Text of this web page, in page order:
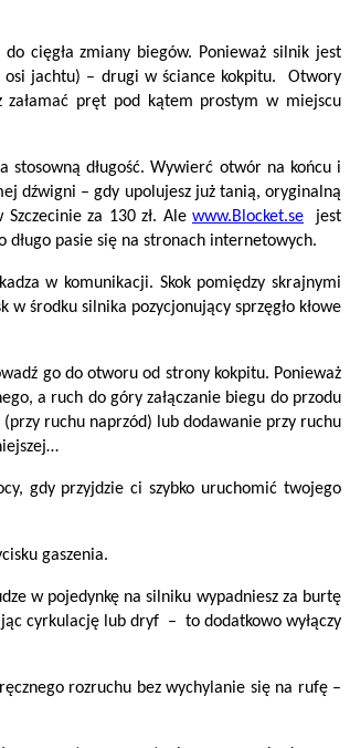
cięgła zmiany biegów. Ponieważ silnik jest
osi jachtu) – drugi w ściance kokpitu. Otwory
załamać pręt pod kątem prostym w miejscu
stosowną długość. Wywierć otwór na końcu i
dźwigni – gdy upolujesz już tanią, oryginalną
za 130 zł. Ale www.Blocket.se jest
długo pasie się na stronach internetowych.
w komunikacji. Skok pomiędzy skrajnymi
środku silnika pozycjonujący sprzęgło kłowe
go do otworu od strony kokpitu. Ponieważ
a ruch do góry załączanie biegu do przodu
ruchu naprzód) lub dodawanie przy ruchu
gdy przyjdzie ci szybko uruchomić twojego
gaszenia.
w pojedynkę na silniku wypadniesz za burtę
cyrkulację lub dryf – to dodatkowo wyłączy
rozruchu bez wychylanie się na rufę –